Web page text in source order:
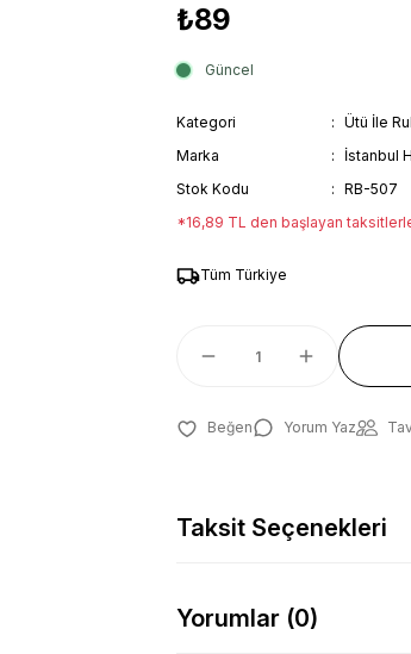
₺89
Güncel
Kategori
Ütü İle
Marka
İstanbul
Stok Kodu
RB-507
*16,89 TL den başlayan
Tüm Türkiye
Yorum Yaz
Taksit Seçenekleri
Yorumlar (0)